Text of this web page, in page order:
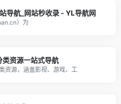
导航_网站秒收录 - YL导航网
）为
资源一站式导航
资源，涵盖影视、游戏、工